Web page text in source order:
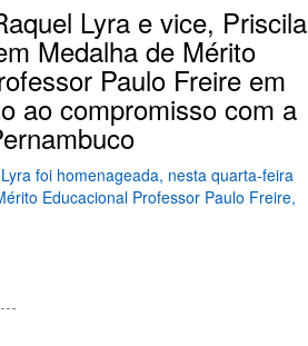
Lyra e vice, Priscila
Medalha de Mérito
Paulo Freire em
ao compromisso com a
foi homenageada, nesta quarta-feira
Educacional Professor Paulo Freire,